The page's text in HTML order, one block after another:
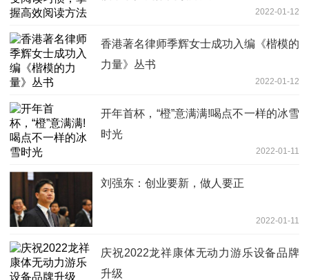
2022-01-12
香港著名律师季辉女士成功入编《楷模的
力量》丛书
2022-01-12
开年首杯，“橙”意满满!喝点不一样的冰雪
时光
2022-01-11
刘强东：创业要新，做人要正
2022-01-11
庆祝2022龙祥康体无动力游乐设备品牌
升级